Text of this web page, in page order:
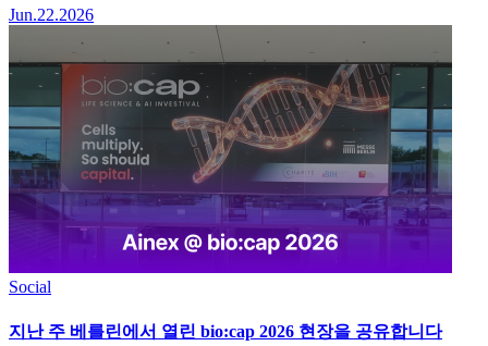
Jun.22.2026
Social
지난 주 베를린에서 열린 bio:cap 2026 현장을 공유합니다